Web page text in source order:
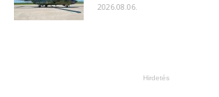
2026.08.06.
Hirdetés